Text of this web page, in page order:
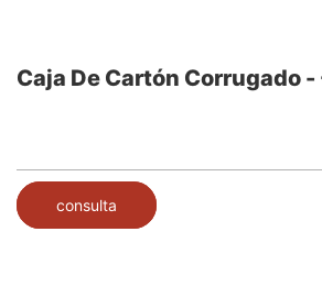
Caja De Cartón Corrugado
consulta